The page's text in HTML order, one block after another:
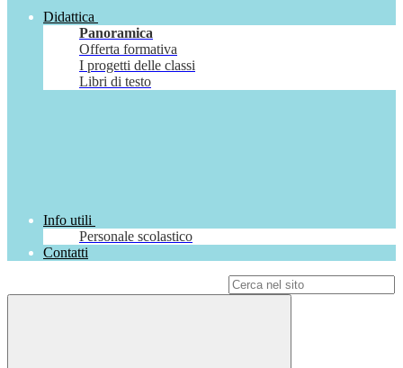
Didattica
Panoramica
Offerta formativa
I progetti delle classi
Libri di testo
Info utili
Personale scolastico
Contatti